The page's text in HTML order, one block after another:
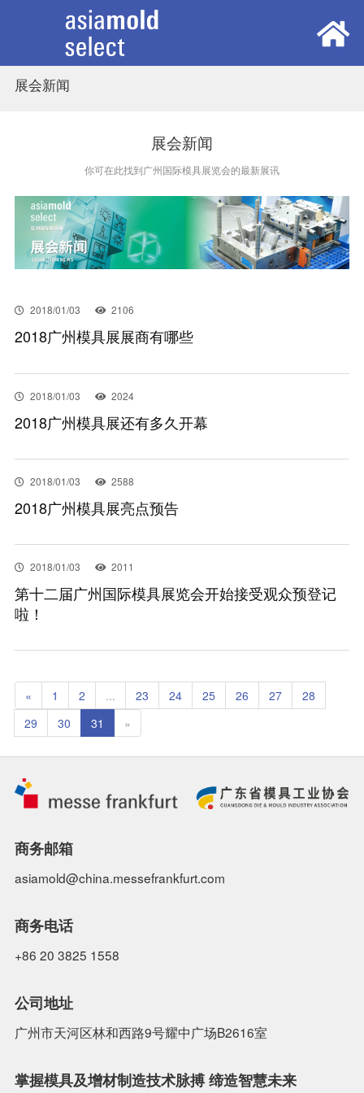
首页
参展中心
新闻中心
联系我们
展会新闻
展会新闻
你可在此找到广州国际模具展览会的最新展讯
2018/01/03 2106
2018广州模具展展商有哪些
2018/01/03 2024
2018广州模具展还有多久开幕
2018/01/03 2588
2018广州模具展亮点预告
2018/01/03 2011
第十二届广州国际模具展览会开始接受观众预登记
啦！
« 1 2 ... 23 24 25 26 27
28
29
30 31 »
商务邮箱
asiamold@china.messefrankfurt.com
商务电话
+86 20 3825 1558
公司地址
广州市天河区林和西路9号耀中广场B2616室
掌握模具及增材制造技术脉搏 缔造智慧未来